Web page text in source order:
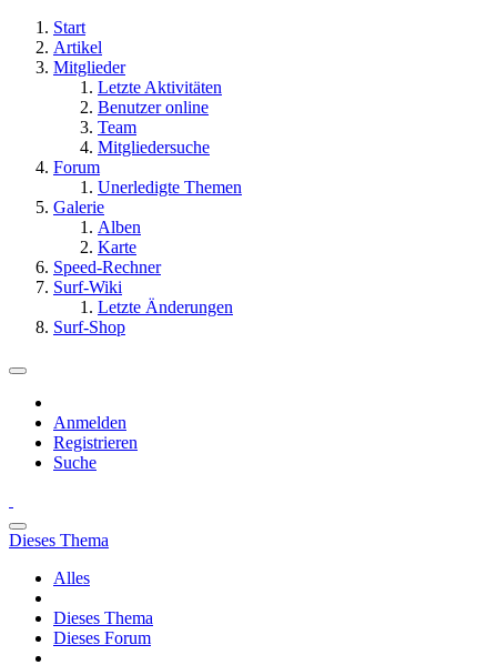
Start
Artikel
Mitglieder
Letzte Aktivitäten
Benutzer online
Team
Mitgliedersuche
Forum
Unerledigte Themen
Galerie
Alben
Karte
Speed-Rechner
Surf-Wiki
Letzte Änderungen
Surf-Shop
Anmelden
Registrieren
Suche
Dieses Thema
Alles
Dieses Thema
Dieses Forum